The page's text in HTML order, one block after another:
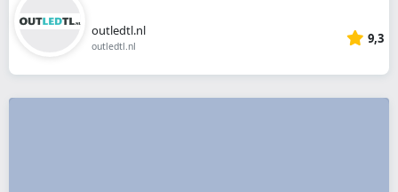
outledtl.nl
outledtl.nl 9,3